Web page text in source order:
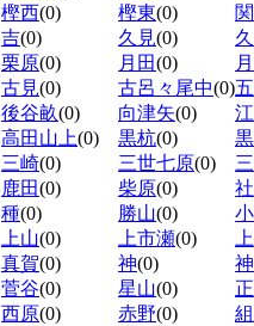
樫西(0) 樫東(0) 関
吉(0) 久見(0)
栗原(0) 月田(0)
古見(0) 古呂々尾中(0)
後谷畝(0) 向津矢(0) 江
高田山上(0) 黒杭(0)
三崎(0) 三世七原(0)
鹿田(0) 柴原(0) 社
種(0) 勝山(0)
上山(0) 上市瀬(0)
真賀(0) 神(0)
菅谷(0) 星山(0)
西原(0) 赤野(0) 組